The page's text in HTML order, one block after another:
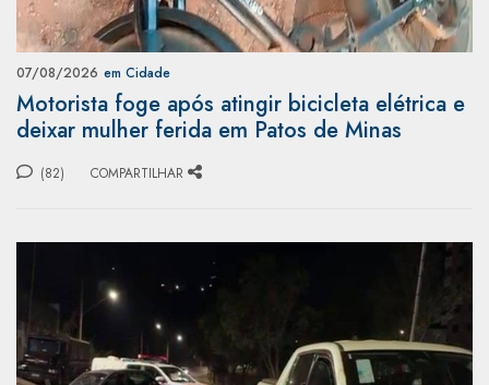
07/08/2026 em Cidade
Motorista foge após atingir bicicleta elétrica e
deixar mulher ferida em Patos de Minas
(82) COMPARTILHAR